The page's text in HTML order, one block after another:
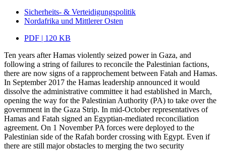
Sicherheits- & Verteidigungspolitik
Nordafrika und Mittlerer Osten
PDF | 120 KB
Ten years after Hamas violently seized power in Gaza, and
following a string of failures to reconcile the Palestinian factions,
there are now signs of a rapprochement between Fatah and Hamas.
In September 2017 the Hamas leadership announced it would
dissolve the administrative committee it had established in March,
opening the way for the Palestinian Authority (PA) to take over the
government in the Gaza Strip. In mid-October representatives of
Hamas and Fatah signed an Egyptian-mediated reconciliation
agreement. On 1 November PA forces were deployed to the
Palestinian side of the Rafah border crossing with Egypt. Even if
there are still major obstacles to merging the two security